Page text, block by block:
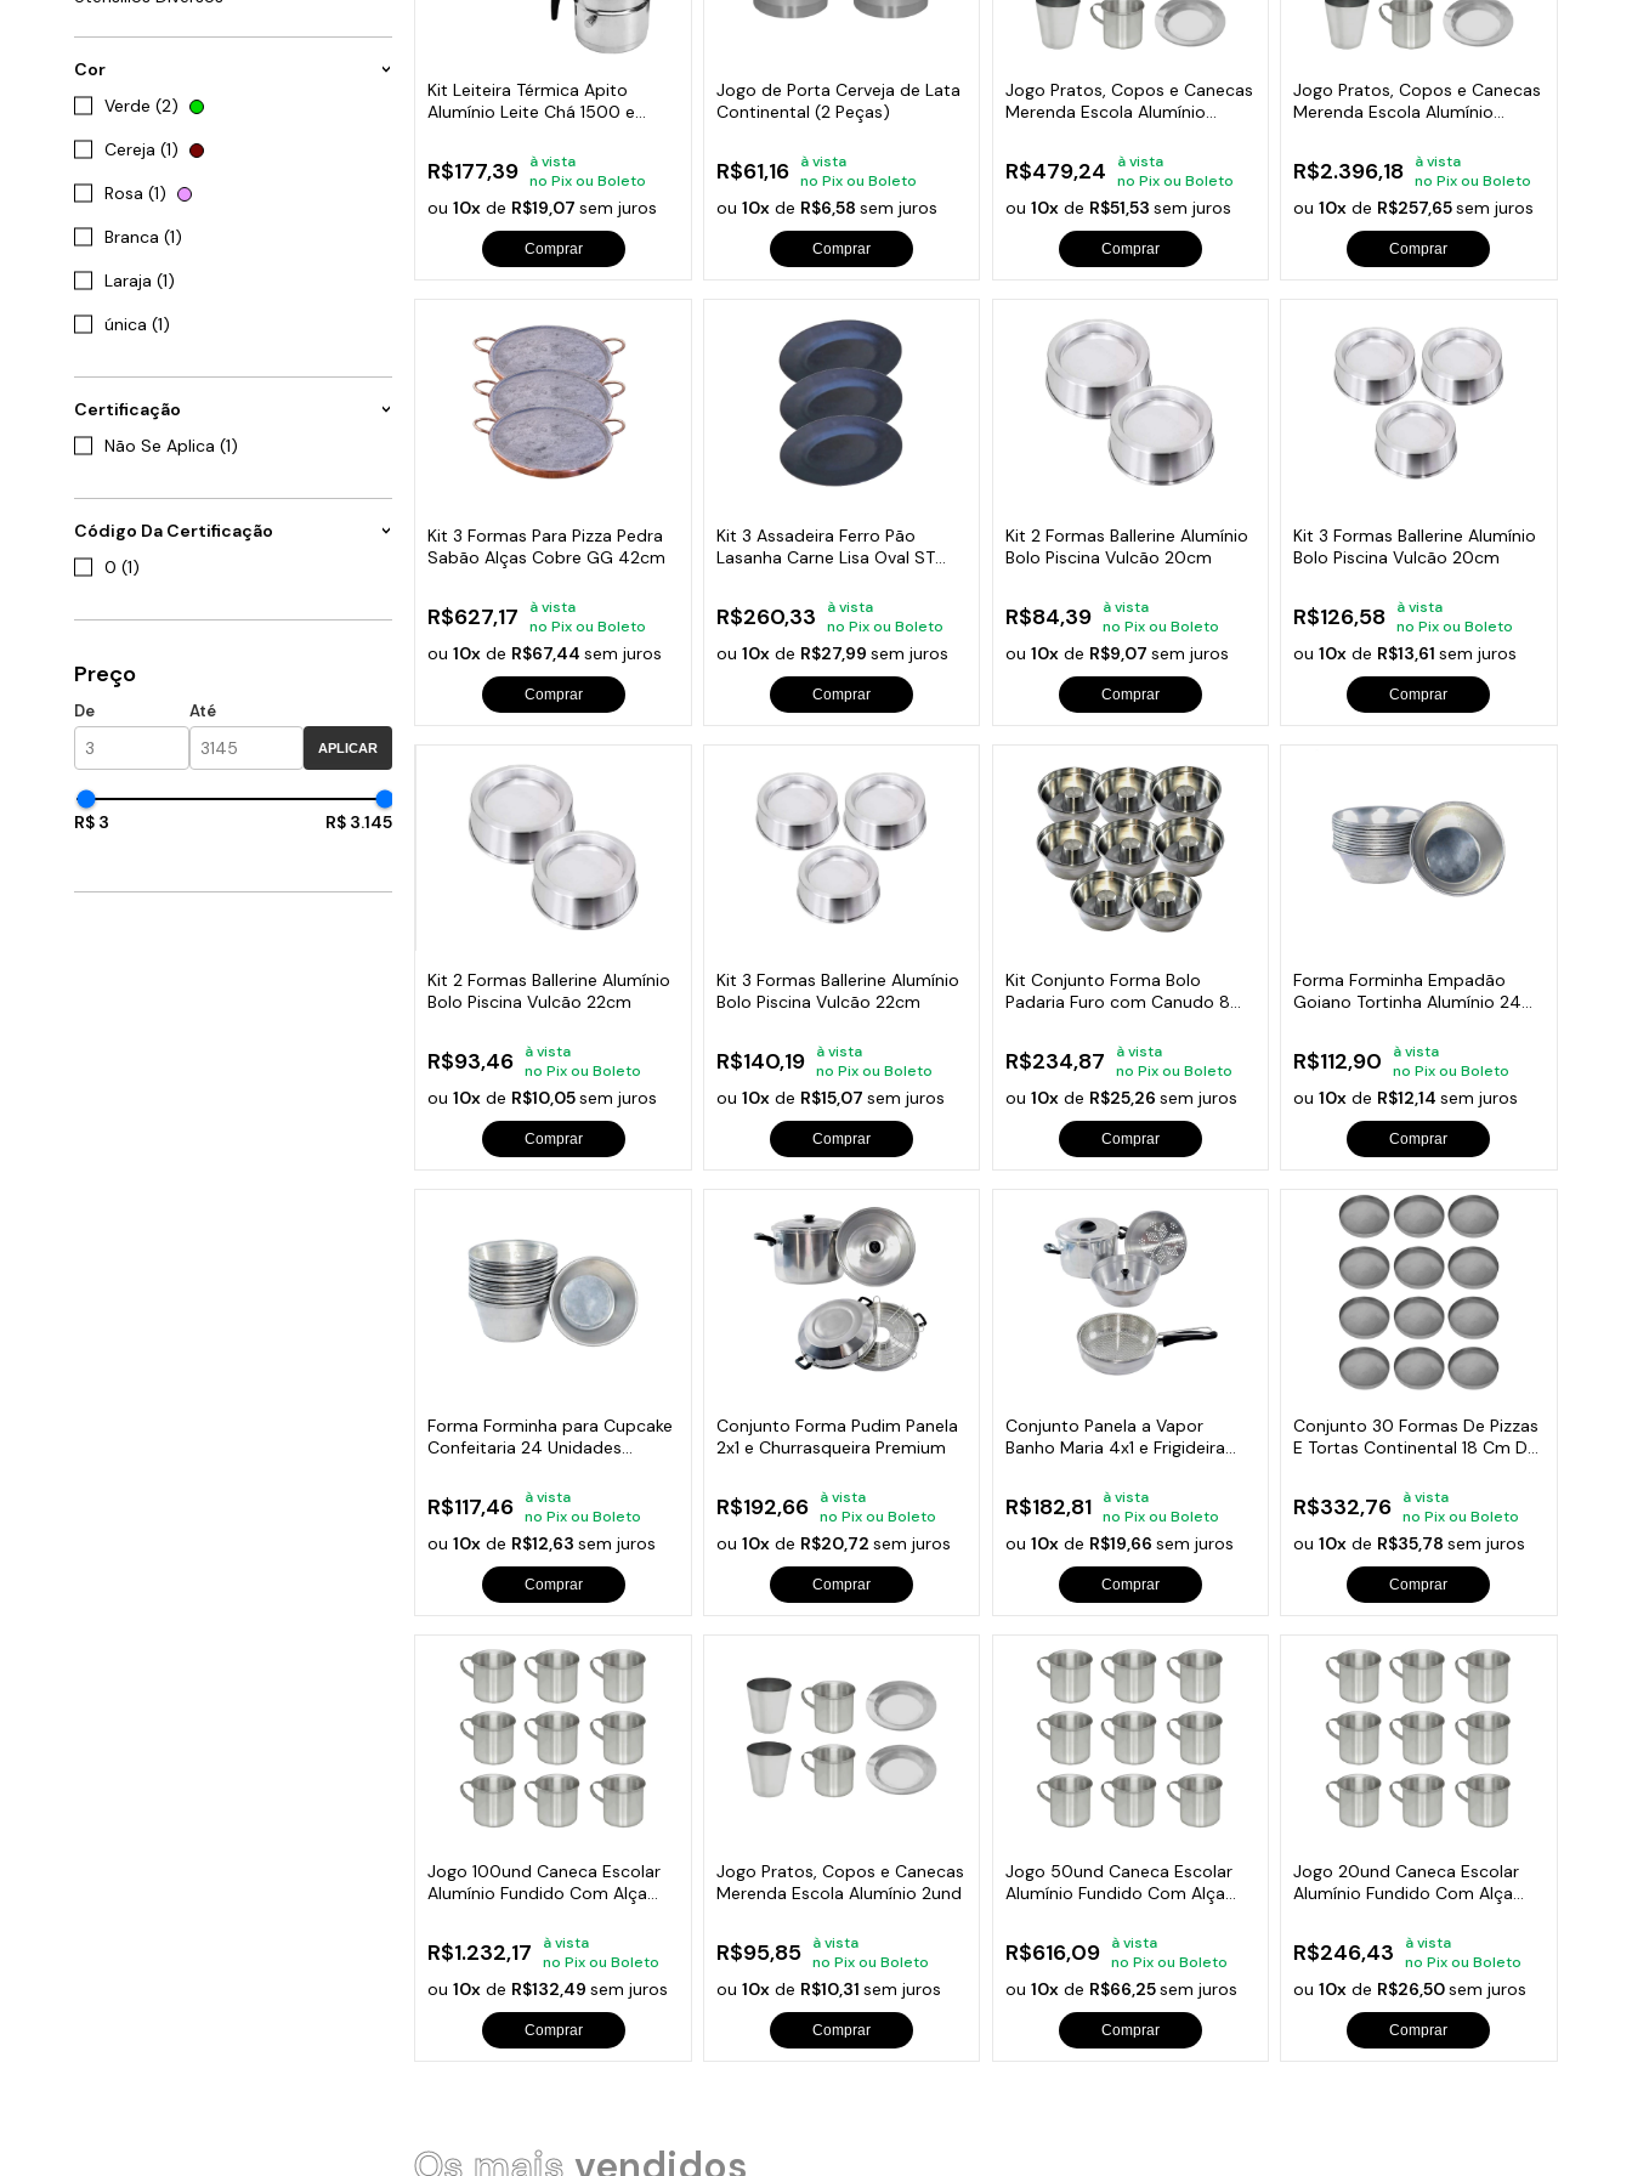
Tampões e Tampas de Chão
Acessorios para Piscinas
Cor
Verde (2)
Cereja (1)
Rosa (1)
Branca (1)
Laraja (1)
única (1)
Certificação
Não Se Aplica (1)
Código Da Certificação
0 (1)
Preço
De Até
APLICAR
R$ 3 R$ 3.145
Kit Leiteira Térmica Apito
Alumínio Leite Chá 1500 e
R$177,39
à vista
no Pix ou Boleto
ou10x de R$19,07sem juros
Comprar
Jogo de Porta Cerveja de Lata
Continental (2 Peças)
R$61,16
à vista
no Pix ou Boleto
ou10x de R$6,58sem juros
Comprar
Jogo Pratos, Copos e Canecas
Merenda Escola Alumínio
R$479,24
à vista
no Pix ou Boleto
ou 10xde R$51,53 sem juros
Comprar
Jogo Pratos, Copos e Canecas
Merenda Escola Alumínio
R$2.396,18
à vista
no Pix ou Boleto
ou10x de R$257,65sem juros
Comprar
Kit 3 Formas Para Pizza Pedra
Sabão Alças Cobre GG 42cm
R$627,17
à vista
no Pix ou Boleto
ou10x de R$67,44sem juros
Comprar
Kit 3 Assadeira Ferro Pão
Lasanha Carne Lisa Oval ST
R$260,33
à vista
no Pix ou Boleto
ou10x de R$27,99sem juros
Comprar
Kit 2 Formas Ballerine Alumínio
Bolo Piscina Vulcão 20cm
R$84,39
à vista
no Pix ou Boleto
ou 10xde R$9,07 sem juros
Comprar
Kit 3 Formas Ballerine Alumínio
Bolo Piscina Vulcão 20cm
R$126,58
à vista
no Pix ou Boleto
ou10x de R$13,61sem juros
Comprar
Kit 2 Formas Ballerine Alumínio
Bolo Piscina Vulcão 22cm
R$93,46
à vista
no Pix ou Boleto
ou10x de R$10,05sem juros
Comprar
Kit 3 Formas Ballerine Alumínio
Bolo Piscina Vulcão 22cm
R$140,19
à vista
no Pix ou Boleto
ou10x de R$15,07sem juros
Comprar
Kit Conjunto Forma Bolo
Padaria Furo com Canudo 8
R$234,87
à vista
no Pix ou Boleto
ou 10xde R$25,26 sem juros
Comprar
Forma Forminha Empadão
Goiano Tortinha Alumínio 24
R$112,90
à vista
no Pix ou Boleto
ou10x de R$12,14sem juros
Comprar
Forma Forminha para Cupcake
Confeitaria 24 Unidades
R$117,46
à vista
no Pix ou Boleto
ou10x de R$12,63sem juros
Comprar
Conjunto Forma Pudim Panela
2x1 e Churrasqueira Premium
R$192,66
à vista
no Pix ou Boleto
ou10x de R$20,72sem juros
Comprar
Conjunto Panela a Vapor
Banho Maria 4x1 e Frigideira
R$182,81
à vista
no Pix ou Boleto
ou 10xde R$19,66 sem juros
Comprar
Conjunto 30 Formas De Pizzas
E Tortas Continental 18 Cm De
R$332,76
à vista
no Pix ou Boleto
ou10x de R$35,78sem juros
Comprar
Jogo 100und Caneca Escolar
Alumínio Fundido Com Alça
R$1.232,17
à vista
no Pix ou Boleto
ou10x de R$132,49sem juros
Comprar
Jogo Pratos, Copos e Canecas
Merenda Escola Alumínio 2und
R$95,85
à vista
no Pix ou Boleto
ou10x de R$10,31sem juros
Comprar
Jogo 50und Caneca Escolar
Alumínio Fundido Com Alça
R$616,09
à vista
no Pix ou Boleto
ou 10xde R$66,25sem juros
Comprar
Jogo 20und Caneca Escolar
Alumínio Fundido Com Alça
R$246,43
à vista
no Pix ou Boleto
ou10x de R$26,50sem juros
Comprar